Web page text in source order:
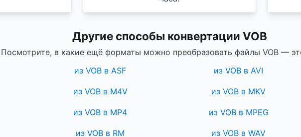
Другие способы конвертации VOB
Посмотрите, в какие ещё форматы можно преобразовать файлы VOB —
из VOB в ASF из VOB в AVI
из VOB в M4V из VOB в MKV
из VOB в MP4 из VOB в MPEG
из VOB в RM из VOB в WAV